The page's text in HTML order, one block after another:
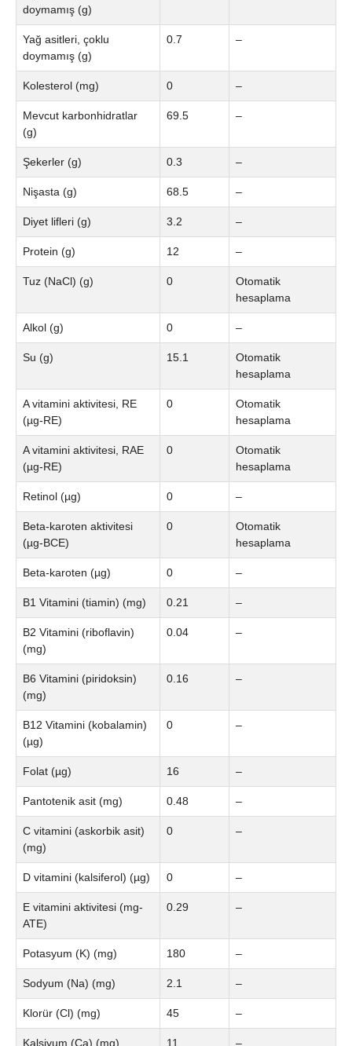
doymamış (g)
Yağ asitleri, çoklu
doymamış (g)
0.7 –
Kolesterol (mg) 0 –
Mevcut karbonhidratlar
(g)
69.5 –
Şekerler (g) 0.3 –
Nişasta (g) 68.5 –
Diyet lifleri (g) 3.2 –
Protein (g) 12 –
Tuz (NaCl) (g) 0
Otomatik
hesaplama
Alkol (g) 0 –
Su (g) 15.1
Otomatik
hesaplama
A vitamini aktivitesi, RE
(µg-RE)
0
Otomatik
hesaplama
A vitamini aktivitesi, RAE
(µg-RE)
0
Otomatik
hesaplama
Retinol (µg) 0 –
Beta-karoten aktivitesi
(µg-BCE)
0
Otomatik
hesaplama
Beta-karoten (µg) 0 –
B1 Vitamini (tiamin) (mg) 0.21 –
B2 Vitamini (riboflavin)
(mg)
0.04 –
B6 Vitamini (piridoksin)
(mg)
0.16 –
B12 Vitamini (kobalamin)
(µg)
0 –
Folat (µg) 16 –
Pantotenik asit (mg) 0.48 –
C vitamini (askorbik asit)
(mg)
0 –
D vitamini (kalsiferol) (µg) 0 –
E vitamini aktivitesi (mg-
ATE)
0.29 –
Potasyum (K) (mg) 180 –
Sodyum (Na) (mg) 2.1 –
Klorür (Cl) (mg) 45 –
Kalsiyum (Ca) (mg) 11 –